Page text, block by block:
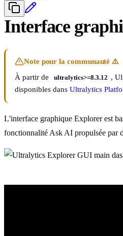
Interface
Note pour la communauté ⚠️
À partir de
ultralytics>=8.3.12 ,
disponibles dans Ultralytics
L'interface graphique Explorer est
fonctionnalité Ask AI propulsée par